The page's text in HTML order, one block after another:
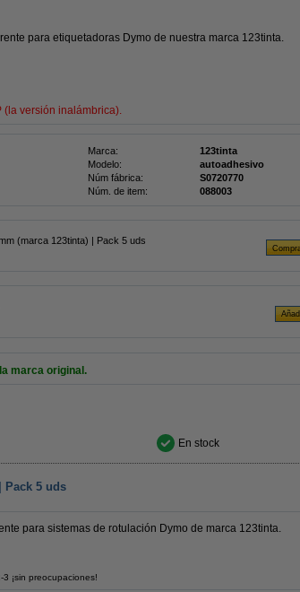
para etiquetadoras Dymo de nuestra marca 123tinta.
(la versión inalámbrica).
Marca:
123tinta
Modelo:
autoadhesivo
Núm fábrica:
S0720770
Núm. de item: 088003
(marca 123tinta) | Pack 5 uds
marca original.
En stock
Pack 5 uds
para sistemas de rotulación Dymo de marca 123tinta.
¡sin preocupaciones!